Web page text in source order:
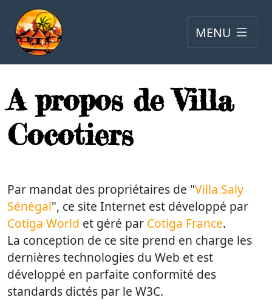
MENU
A propos de Villa
Cocotiers
Par mandat des propriétaires de "Villa Saly
Sénégal", ce site Internet est développé par
Cotiga World et géré par Cotiga France.
La conception de ce site prend en charge les
dernières technologies du Web et est
développé en parfaite conformité des
standards dictés par le W3C.